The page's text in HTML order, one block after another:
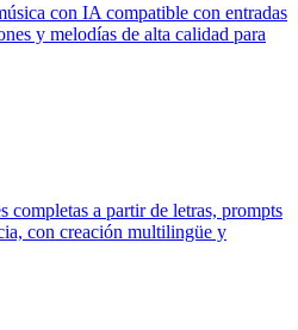
con IA compatible con entradas
y melodías de alta calidad para
completas a partir de letras, prompts
con creación multilingüe y